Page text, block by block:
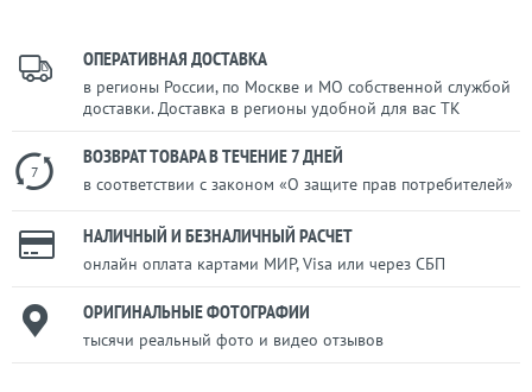
ОПЕРАТИВНАЯ ДОСТАВКА
в регионы России, по Москве и МО собственной службой
доставки. Доставка в регионы удобной для вас ТК
7
ВОЗВРАТ ТОВАРА В ТЕЧЕНИЕ 7 ДНЕЙ
в соответствии с законом «О защите прав потребителей»
НАЛИЧНЫЙ И БЕЗНАЛИЧНЫЙ РАСЧЕТ
онлайн оплата картами МИР, Visa или через СБП
ОРИГИНАЛЬНЫЕ ФОТОГРАФИИ
тысячи реальный фото и видео отзывов